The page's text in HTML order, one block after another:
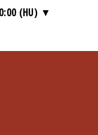
(HU)